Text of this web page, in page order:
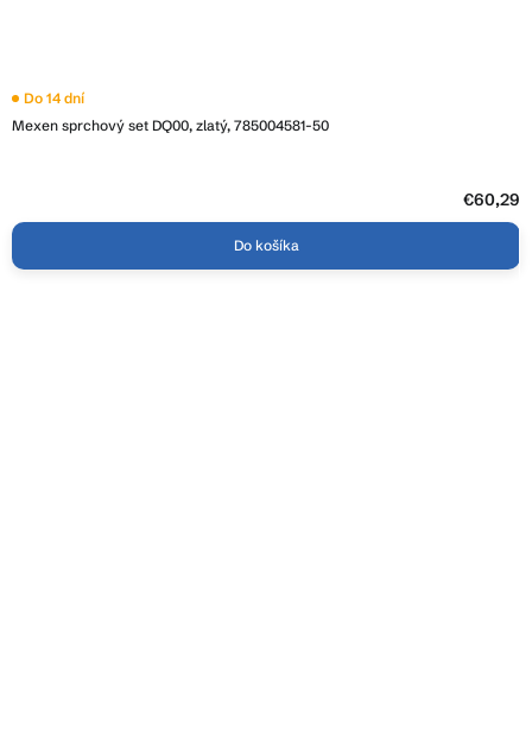
Mexen sprchový set DQ00, zlatý, 785004581-50
Do 14 dní
€60,29
Do košíka